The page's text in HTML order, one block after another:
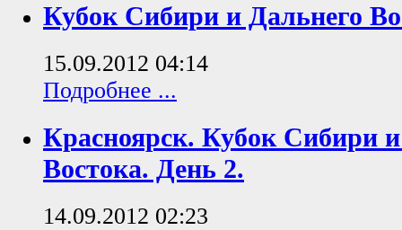
Кубок Сибири и Дальнего
15.09.2012 04:14
Подробнее ...
Красноярск. Кубок Сибири
Востока. День 2.
14.09.2012 02:23